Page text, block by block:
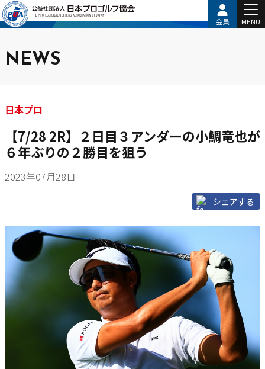
会員 MENU
NEWS
日本プロ
【7/28 2R】２日目３アンダーの小鯛竜也が
６年ぶりの２勝目を狙う
2023年07月28日
シェアする